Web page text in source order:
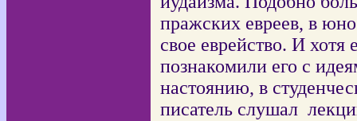
пражских евреев, в
свое еврейство. И
познакомили его с
настоянию, в
писатель слушал